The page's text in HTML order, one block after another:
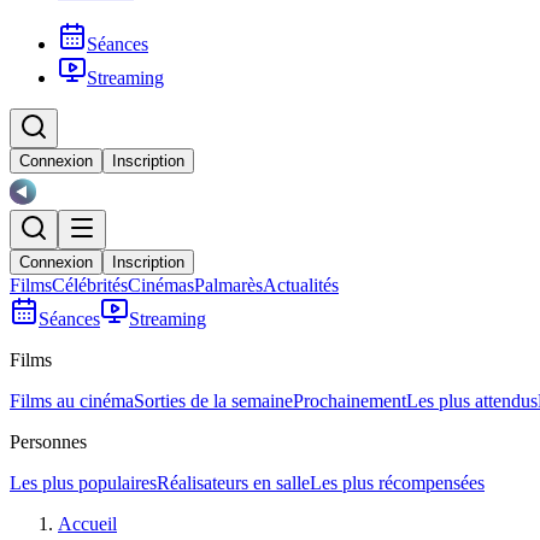
Séances
Streaming
Connexion Inscription
Connexion Inscription
FilmsCélébritésCinémasPalmarèsActualités
Séances
Streaming
Films
Films au cinémaSorties de la semaineProchainementLes plus attendus
Personnes
Les plus populairesRéalisateurs en salleLes plus récompensées
Accueil